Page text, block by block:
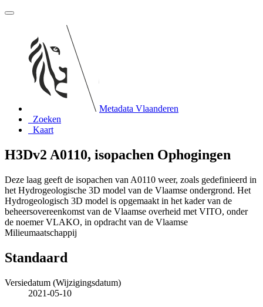
Metadata Vlaanderen
Zoeken
Kaart
H3Dv2 A0110, isopachen Ophogingen
Deze laag geeft de isopachen van A0110 weer, zoals gedefinieerd in
het Hydrogeologische 3D model van de Vlaamse ondergrond. Het
Hydrogeologisch 3D model is opgemaakt in het kader van de
beheersovereenkomst van de Vlaamse overheid met VITO, onder
de noemer VLAKO, in opdracht van de Vlaamse
Milieumaatschappij
Standaard
Versiedatum (Wijzigingsdatum)
2021-05-10